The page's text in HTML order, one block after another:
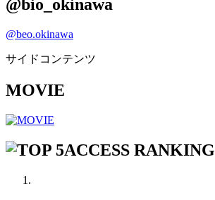
@bio_okinawa
@beo.okinawa
サイドコンテンツ
MOVIE
ACCESS RANKING